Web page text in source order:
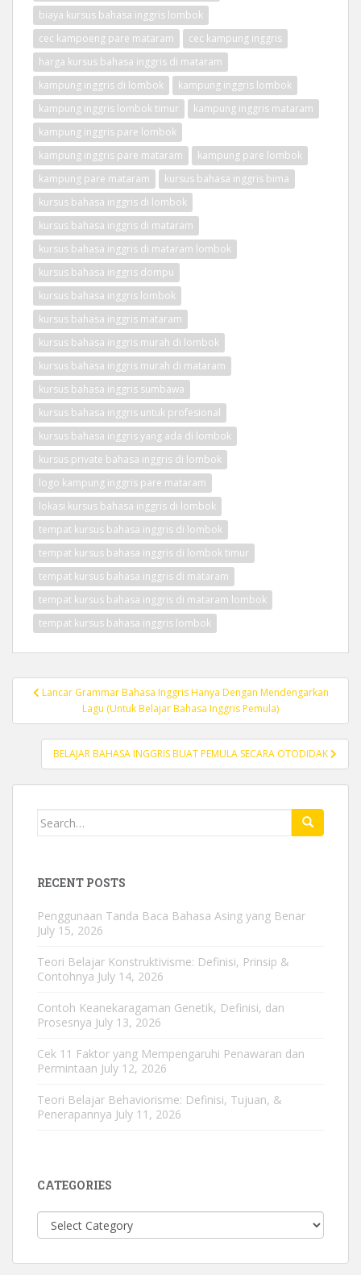
biaya kursus bahasa inggris lombok
cec kampoeng pare mataram
cec kampung inggris
harga kursus bahasa inggris di mataram
kampung inggris di lombok
kampung inggris lombok
kampung inggris lombok timur
kampung inggris mataram
kampung inggris pare lombok
kampung inggris pare mataram
kampung pare lombok
kampung pare mataram
kursus bahasa inggris bima
kursus bahasa inggris di lombok
kursus bahasa inggris di mataram
kursus bahasa inggris di mataram lombok
kursus bahasa inggris dompu
kursus bahasa inggris lombok
kursus bahasa inggris mataram
kursus bahasa inggris murah di lombok
kursus bahasa inggris murah di mataram
kursus bahasa inggris sumbawa
kursus bahasa inggris untuk profesional
kursus bahasa inggris yang ada di lombok
kursus private bahasa inggris di lombok
logo kampung inggris pare mataram
lokasi kursus bahasa inggris di lombok
tempat kursus bahasa inggris di lombok
tempat kursus bahasa inggris di lombok timur
tempat kursus bahasa inggris di mataram
tempat kursus bahasa inggris di mataram lombok
tempat kursus bahasa inggris lombok
Post
navigation
Lancar Grammar Bahasa Inggris Hanya Dengan Mendengarkan
Lagu (Untuk Belajar Bahasa Inggris Pemula)
BELAJAR BAHASA INGGRIS BUAT PEMULA SECARA OTODIDAK
Search
RECENT POSTS
Penggunaan Tanda Baca Bahasa Asing yang Benar
July 15, 2026
Teori Belajar Konstruktivisme: Definisi, Prinsip &
Contohnya July 14, 2026
Contoh Keanekaragaman Genetik, Definisi, dan
Prosesnya July 13, 2026
Cek 11 Faktor yang Mempengaruhi Penawaran dan
Permintaan July 12, 2026
Teori Belajar Behaviorisme: Definisi, Tujuan, &
Penerapannya July 11, 2026
CATEGORIES
Categories